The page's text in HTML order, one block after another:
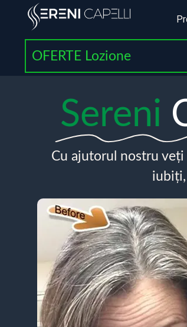
OFERTE Lozione
Sereni
Cu ajutorul nostru